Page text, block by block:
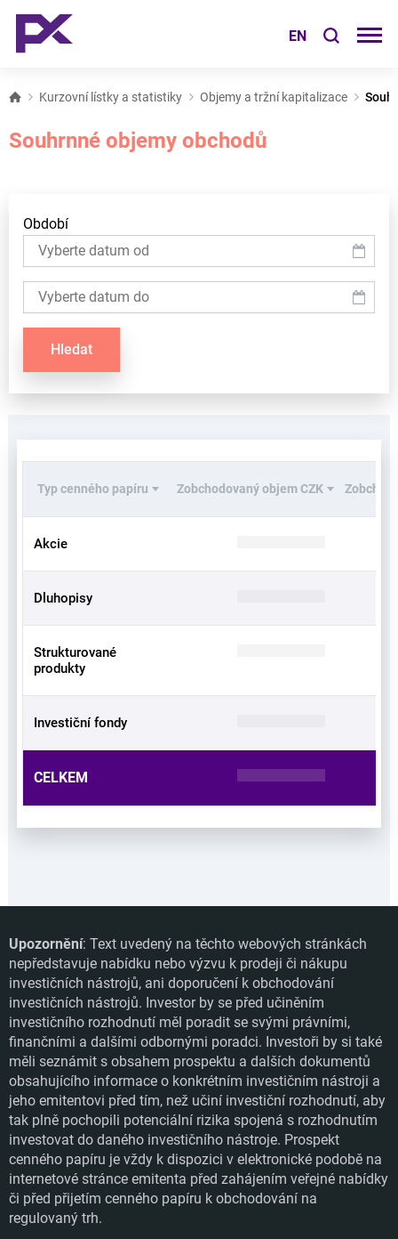
EN
Kurzovní lístky a statistiky Objemy a tržní kapitalizace
Souhrnné objemy obchodů
Období
Hledat
Typ cenného papíru Zobchodovaný objem CZK
Akcie
Dluhopisy
Strukturované
produkty
Investiční fondy
CELKEM
Upozornění: Text uvedený na těchto webových stránkách
nepředstavuje nabídku nebo výzvu k prodeji či nákupu
investičních nástrojů, ani doporučení k obchodování
investičních nástrojů. Investor by se před učiněním
investičního rozhodnutí měl poradit se svými právními,
finančními a dalšími odbornými poradci. Investoři by si také
měli seznámit s obsahem prospektu a dalších dokumentů
obsahujícího informace o konkrétním investičním nástroji a
jeho emitentovi před tím, než učiní investiční rozhodnutí, aby
tak plně pochopili potenciální rizika spojená s rozhodnutím
investovat do daného investičního nástroje. Prospekt
cenného papíru je vždy k dispozici v elektronické podobě na
internetové stránce emitenta před zahájením veřejné nabídky
či před přijetím cenného papíru k obchodování na
regulovaný trh.